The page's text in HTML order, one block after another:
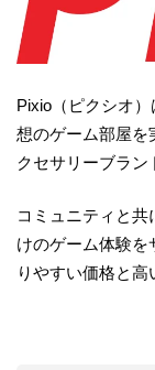
Pixio（ピクシオ
想のゲーム部屋を
クセサリーブラン
コミュニティと
けのゲーム体験を
りやすい価格と高